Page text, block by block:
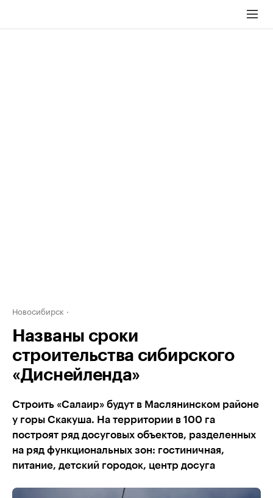
Новосибирск
Названы сроки
строительства сибирского
«Диснейленда»
Строить «Салаир» будут в Маслянинском районе
у горы Скакуша. На территории в 100 га
построят ряд досуговых объектов, разделенных
на ряд функциональных зон: гостиничная,
питание, детский городок, центр досуга